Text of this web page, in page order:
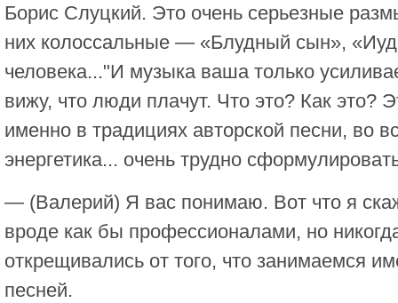
Борис Слуцкий. Это очень серьезные
них колоссальные — «Блудный сын»,
человека..."И музыка ваша только
вижу, что люди плачут. Что это? Как это?
именно в традициях авторской песни, во
энергетика... очень трудно
— (Валерий) Я вас понимаю. Вот что я
вроде как бы профессионалами, но
открещивались от того, что занимаемся
песней.